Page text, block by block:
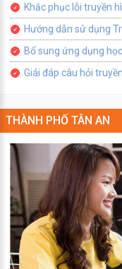
Khắc phục lỗi truyền
Hướng dẫn sử dụng
Bổ sung ứng dụng
Giái đáp câu hỏi
THÀNH PHỐ TÂN AN